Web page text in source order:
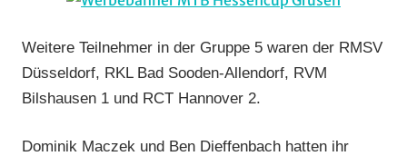
Weitere Teilnehmer in der Gruppe 5 waren der RMSV
Düsseldorf, RKL Bad Sooden-Allendorf, RVM
Bilshausen 1 und RCT Hannover 2.
Dominik Maczek und Ben Dieffenbach hatten ihr